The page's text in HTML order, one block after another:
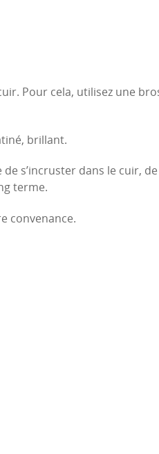
Pour cela, utilisez une
brillant.
s’incruster dans le cuir,
terme.
convenance.